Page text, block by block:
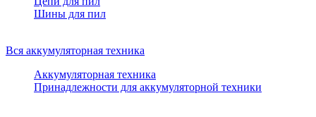
Шины для пил
Вся аккумуляторная техника
Аккумуляторная техника
Принадлежности для аккумуляторной техники